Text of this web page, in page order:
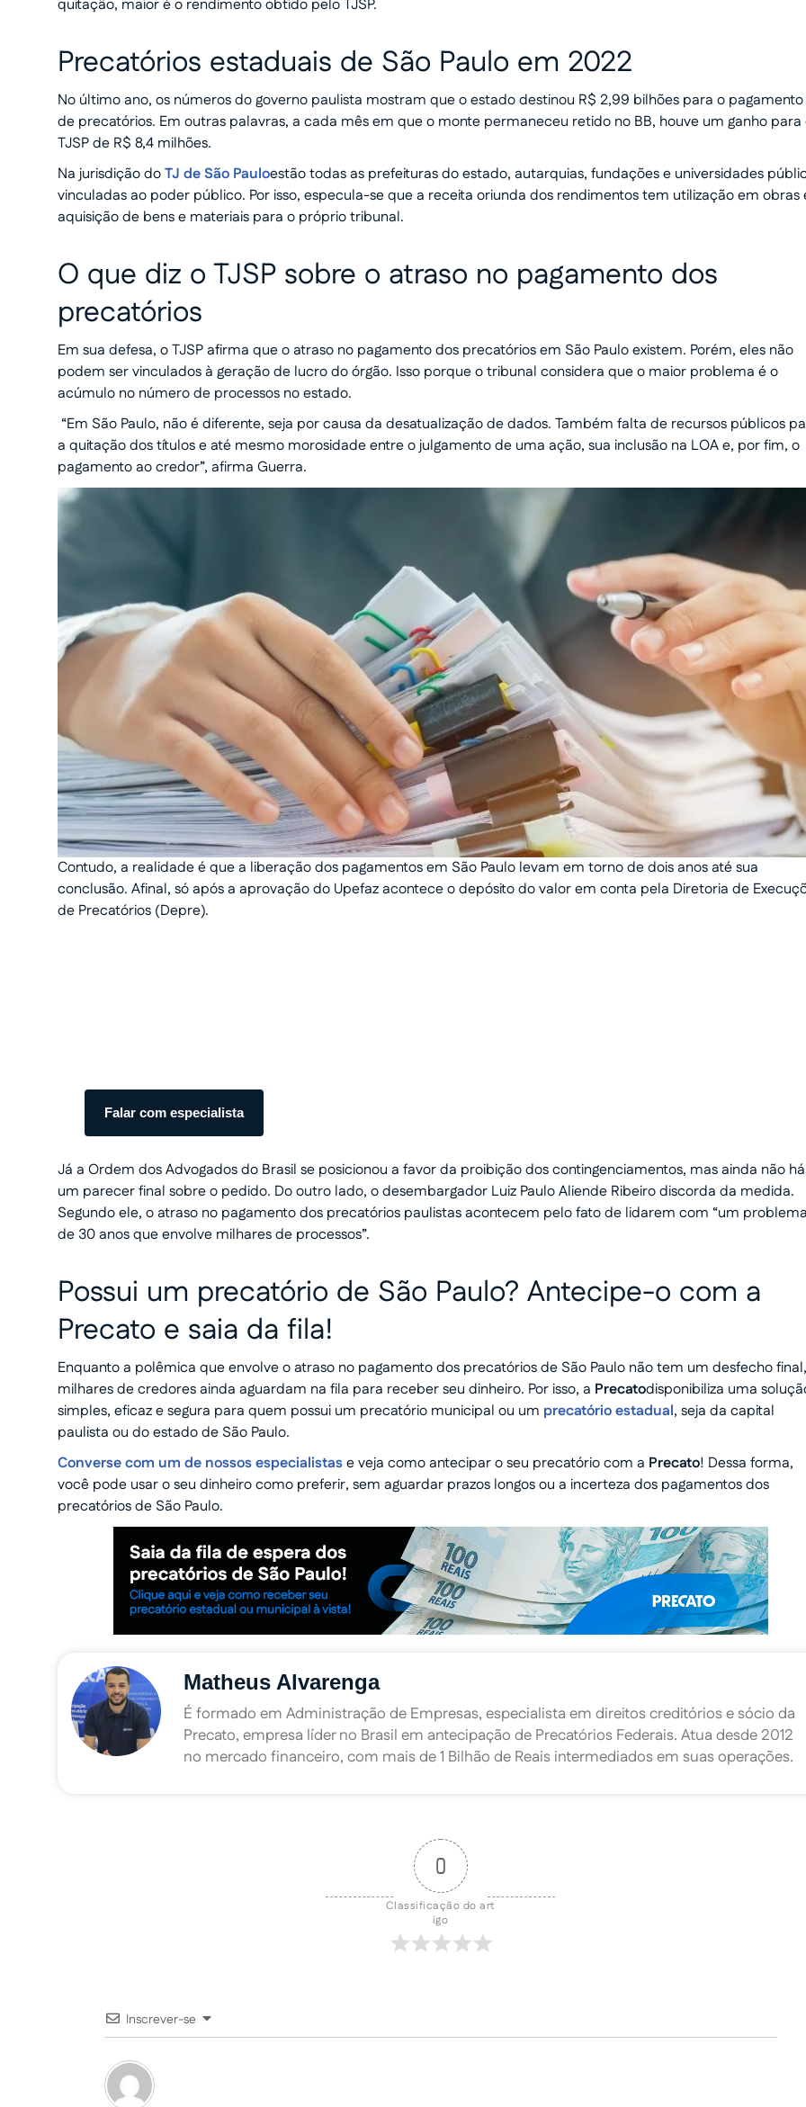
quitação, maior é o rendimento obtido pelo TJSP.
Precatórios estaduais de São Paulo em 2022
No último ano, os números do governo paulista mostram que o estado destinou R$ 2,99 bilhões para o pagamento
de precatórios. Em outras palavras, a cada mês em que o monte permaneceu retido no BB, houve um ganho para
TJSP de R$ 8,4 milhões.
Na jurisdição doTJ de São Pauloestão todas as prefeituras do estado, autarquias, fundações e universidades
vinculadas ao poder público. Por isso, especula-se que a receita oriunda dos rendimentos tem utilização em obras
aquisição de bens e materiais para o próprio tribunal.
O que diz o TJSP sobre o atraso no pagamento dos
precatórios
Em sua defesa, o TJSP afirma que o atraso no pagamento dos precatórios em São Paulo existem. Porém, eles não
podem ser vinculados à geração de lucro do órgão. Isso porque o tribunal considera que o maior problema é o
acúmulo no número de processos no estado.
“Em São Paulo, não é diferente, seja por causa da desatualização de dados. Também falta de recursos públicos
a quitação dos títulos e até mesmo morosidade entre o julgamento de uma ação, sua inclusão na LOA e, por fim, o
pagamento ao credor”, afirma Guerra.
Contudo, a realidade é que a liberação dos pagamentos em São Paulo levam em torno de dois anos até sua
conclusão. Afinal, só após a aprovação do Upefaz acontece o depósito do valor em conta pela Diretoria de
de Precatórios (Depre).
Falar com especialista
Já a Ordem dos Advogados do Brasil se posicionou a favor da proibição dos contingenciamentos, mas ainda não há
um parecer final sobre o pedido. Do outro lado, o desembargador Luiz Paulo Aliende Ribeiro discorda da medida.
Segundo ele, o atraso no pagamento dos precatórios paulistas acontecem pelo fato de lidarem com “um
de 30 anos que envolve milhares de processos”.
Possui um precatório de São Paulo? Antecipe-o com a
Precato e saia da fila!
Enquanto a polêmica que envolve o atraso no pagamento dos precatórios de São Paulo não tem um desfecho final,
milhares de credores ainda aguardam na fila para receber seu dinheiro. Por isso, a Precatodisponibiliza uma
simples, eficaz e segura para quem possui um precatório municipal ou um precatório estadual, seja da capital
paulista ou do estado de São Paulo.
Converse com um de nossos especialistase veja como antecipar o seu precatório com a Precato! Dessa forma,
você pode usar o seu dinheiro como preferir, sem aguardar prazos longos ou a incerteza dos pagamentos dos
precatórios de São Paulo.
Matheus Alvarenga
É formado em Administração de Empresas, especialista em direitos creditórios e sócio da
Precato, empresa líder no Brasil em antecipação de Precatórios Federais. Atua desde 2012
no mercado financeiro, com mais de 1 Bilhão de Reais intermediados em suas operações.
0
Classificação do art
igo
Inscrever-se